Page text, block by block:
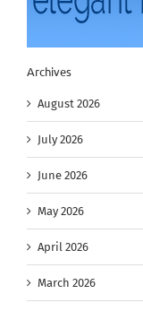
Archives
August 2026
July 2026
June 2026
May 2026
April 2026
March 2026